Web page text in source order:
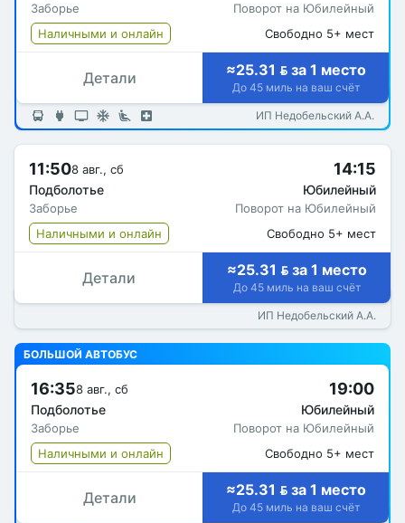
Заборье
Поворот на Юбилейный
Наличными и онлайн
Свободно 5+ мест
Детали ≈25.31  за 1 место
До 45 миль на ваш счёт
ИП Недобельский А.А.
11:508 авг., сб
Подболотье
Заборье
14:15
Юбилейный
Поворот на Юбилейный
Наличными и онлайн
Свободно 5+ мест
Детали ≈25.31  за 1 место
До 45 миль на ваш счёт
ИП Недобельский А.А.
БОЛЬШОЙ АВТОБУС
16:358 авг., сб
Подболотье
Заборье
19:00
Юбилейный
Поворот на Юбилейный
Наличными и онлайн
Свободно 5+ мест
Детали ≈25.31  за 1 место
До 45 миль на ваш счёт